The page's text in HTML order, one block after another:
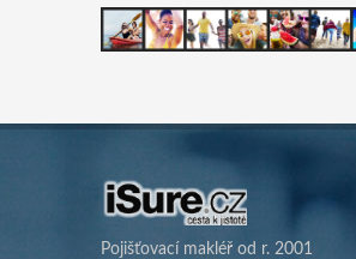
Pojišťovací makléř od r. 2001